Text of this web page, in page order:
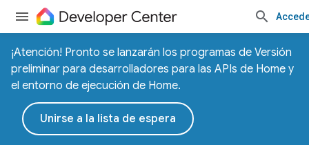
¡Atención! Pronto se lanzarán los programas de Versión
preliminar para desarrolladores para las APIs de Home y
el entorno de ejecución de Home.
Unirse a la lista de espera